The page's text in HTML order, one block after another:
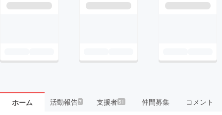
ホーム 活動報告7 支援者51 仲間募集 コメント